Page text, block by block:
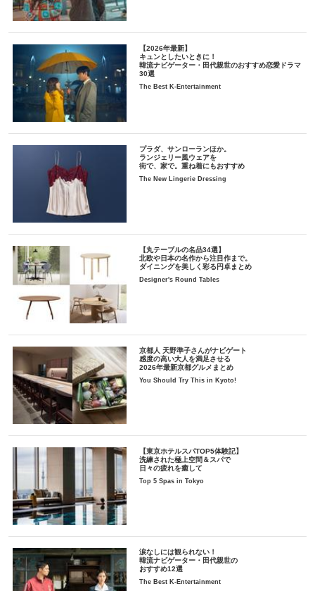
【2026年最新】
キュンとしたいときに！
韓流ナビゲーター・田代親世のおすすめ恋愛ドラマ
30選
The Best K-Entertainment
プラダ、サンローランほか。
ランジェリー風ウェアを
街で、家で。重ね着にもおすすめ
The New Lingerie Dressing
【丸テーブルの名品34選】
北欧や日本の名作から注目作まで。
ダイニングを美しく彩る円卓まとめ
Designer's Round Tables
京都人 天野準子さんがナビゲート
感度の高い大人を満足させる
2026年最新京都グルメまとめ
You Should Try This in Kyoto!
【東京ホテルスパTOP5体験記】
洗練された極上空間＆スパで
日々の疲れを癒して
Top 5 Spas in Tokyo
涙なしには観られない！
韓流ナビゲーター・田代親世の
おすすめ12選
The Best K-Entertainment